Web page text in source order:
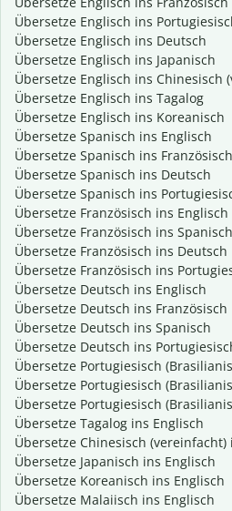
Übersetze Englisch ins
Übersetze Englisch ins Deutsch
Übersetze Englisch ins Japanisch
Übersetze Englisch ins Chinesisch
Übersetze Englisch ins Tagalog
Übersetze Englisch ins Koreanisch
Übersetze Spanisch ins Englisch
Übersetze Spanisch ins Französisch
Übersetze Spanisch ins Deutsch
Übersetze Spanisch ins
Übersetze Französisch ins Englisch
Übersetze Französisch ins Spanisch
Übersetze Französisch ins Deutsch
Übersetze Französisch ins
Übersetze Deutsch ins Englisch
Übersetze Deutsch ins Französisch
Übersetze Deutsch ins Spanisch
Übersetze Deutsch ins
Übersetze Portugiesisch
Übersetze Portugiesisch
Übersetze Portugiesisch
Übersetze Tagalog ins Englisch
Übersetze Chinesisch (vereinfacht)
Übersetze Japanisch ins Englisch
Übersetze Koreanisch ins Englisch
Übersetze Malaiisch ins Englisch